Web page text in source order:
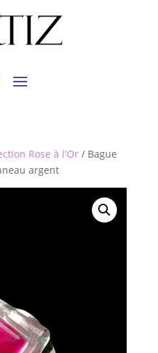
Rose à l'Or/ Bague
argent